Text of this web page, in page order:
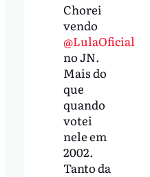
Chorei
vendo
@LulaOficial
no JN.
Mais do
que
quando
votei
nele em
2002.
Tanto da